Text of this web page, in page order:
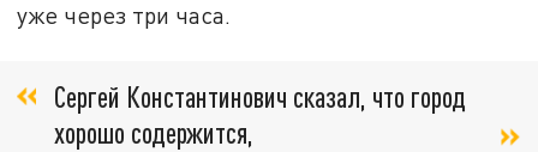
уже через три часа.
Сергей Константинович сказал, что город
хорошо содержится,